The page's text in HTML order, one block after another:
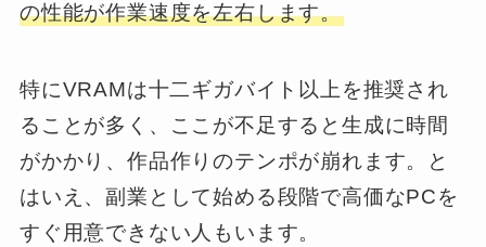
の性能が作業速度を左右します。
特にVRAMは十二ギガバイト以上を推奨され
ることが多く、ここが不足すると生成に時間
がかかり、作品作りのテンポが崩れます。と
はいえ、副業として始める段階で高価なPCを
すぐ用意できない人もいます。